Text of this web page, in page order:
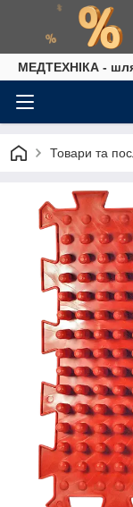
МЕДТЕХНІКА -
Товари та